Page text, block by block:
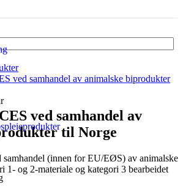
ved samhandel av animalske biprodukter
ved samhandel av
til Norge
samhandel (innen for EU/EØS) av animalske
1- og 2-materiale og kategori 3 bearbeidet